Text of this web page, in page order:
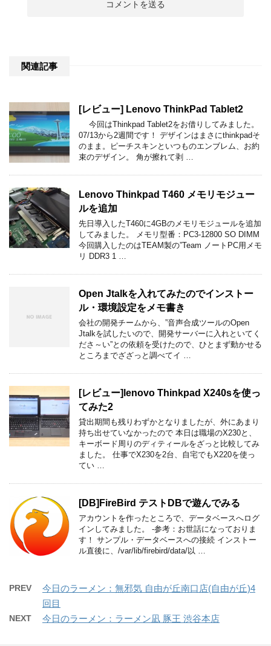
関連記事
[レビュー] Lenovo ThinkPad Tablet2
今回はThinkpad Tablet2をお借りしてみました。
07/13から2週間です！ デザインはまさにthinkpadそ
のまま。ピーチスキンといつものエンブレム、お約
束のデザイン。 角が擦れて剥 …
Lenovo Thinkpad T460 メモリモジュー
ルを追加
先日導入したT460に4GBのメモリモジュールを追加
してみました。 メモリ型番：PC3-12800 SO DIMM
今回購入したのはTEAM製の”Team ノートPC用メモ
リ DDR3 1 …
Open Jtalkを入れてみたのでインストー
ル・環境設定をメモ書き
会社の開発チームから、”音声合成ツールのOpen
Jtalkを試したいので、開発サーバーに入れといてく
ださ～い”との依頼を受けたので、ひとまず動かせる
ところまでざざっと調べてイ …
[レビュー]lenovo Thinkpad X240sを使っ
てみた2
貸出期間も残りわずかとなりましたが、外にあまり
持ち出せていなかったので 本日は職場のX230と、
キーボード周りのディティールをざっと比較してみ
ました。 仕事でX230を2台、自宅でもX220を使っ
てい …
[DB]FireBird テストDBで遊んでみる
アカウントを作ったところで、データベースへログ
インしてみました。 -参考：お世話になっておりま
す！ サンプル・データベースへの接続 インストー
ル直後に、/var/lib/firebird/data/以 …
PREV
今日のラーメン：無邪気 自由が丘南口店(自由が丘)4
回目
NEXT 今日のラーメン：ラーメン凪 豚王 渋谷本店